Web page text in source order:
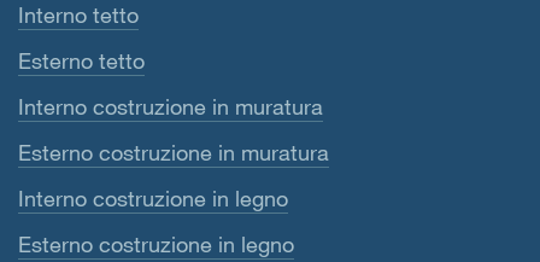
Interno tetto
Esterno tetto
Interno costruzione in muratura
Esterno costruzione in muratura
Interno costruzione in legno
Esterno costruzione in legno